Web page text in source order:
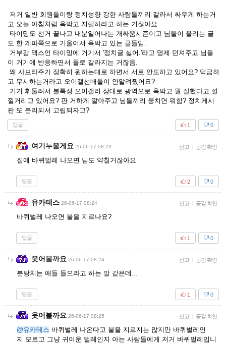
저거 일반 회원들이랑 정치성향 강한 사람들끼리 갈라서 싸우게 하는거
고 오늘 아침처럼 욕박고 지랄하라고 하는 거잖아요.
타이밍도 선거 끝나고 내분일어나는 개싸움시즌이고 님들이 올리는 글
도 한 계파쪽으로 기울어서 욕박고 있는 글들임.
거부감 맥스인 타이밍에 거기서 '정치글 싫어.'라고 명제 던져주고 님들
이 거기에 반응하면서 둘로 갈라지는 거잖음.
왜 사보타주가 정확히 원하는대로 하면서 서로 안도하고 있어요? 먹금하
고 무시하는거라고 오이갤선배들이 안알려줬어요?
거기 휘둘려서 불특정 오이갤러 상대로 광역으로 욕박고 뭘 잘했다고 낄
낄거리고 있어요? 판 거하게 깔아주고 님들끼리 뭉치면 뭐함? 정치게시
판 또 분리되서 고립되자고?
답글 0
1
여기누울게요 26-06-17 08:23 신고 공감 확인
집에 바퀴벌레 나오면 님도 약칠거잖아요
답글 0
2
유카테스 26-06-17 08:24 신고 공감 확인
바퀴벌레 나오면 불을 지르나요?
답글 0
1
웃어볼까요 26-06-17 08:24 신고 공감 확인
분탕치는 애들 들으라고 하는 말 같은데...
답글 0
1
웃어볼까요 26-06-17 08:25 신고 공감 확인
@유카테스 바퀴벌레 나온다고 불을 지르지는 않지만 바퀴벌레인
지 모르고 그냥 귀여운 벌레인지 아는 사람들에게 저거 바퀴벌레입니